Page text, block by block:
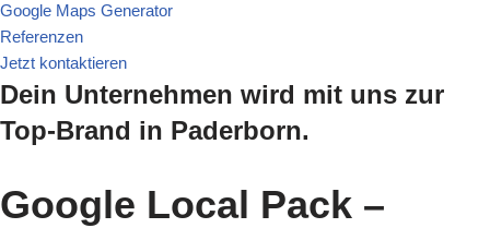
Google Maps Generator
Referenzen
Jetzt kontaktieren
Dein Unternehmen wird mit uns zur
Top-Brand in Paderborn.
Google Local Pack –